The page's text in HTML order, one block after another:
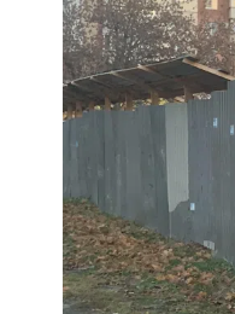
ПОЛІЦІЯ
ЛЮДМИЛУ
26 листопада 2025